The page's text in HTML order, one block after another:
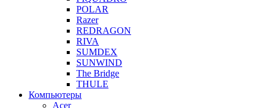
POLAR
Razer
REDRAGON
RIVA
SUMDEX
SUNWIND
The Bridge
THULE
Компьютеры
Acer